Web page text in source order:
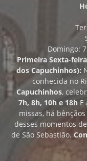
Domingo:
Primeira Sexta-
dos Capuchinhos):
conhecida no
Capuchinhos,
7h, 8h, 10h e 18h E
missas, há
desses momentos
de São Sebastião.